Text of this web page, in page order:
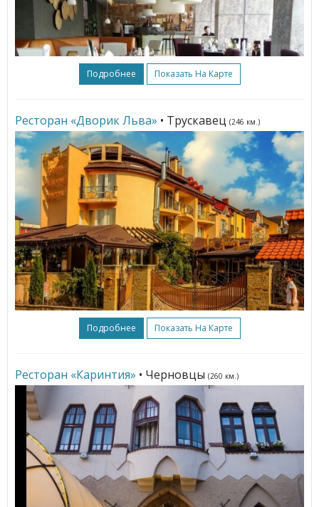
Подробнее Показать На Карте
Ресторан «Дворик Льва» • Трускавец (246 км.)
Подробнее Показать На Карте
Ресторан «Каринтия» • Черновцы (260 км.)